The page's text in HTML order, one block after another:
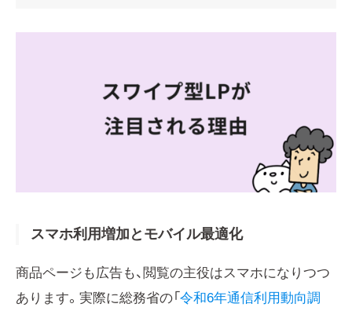
スマホ利用増加とモバイル最適化
商品ページも広告も、閲覧の主役はスマホになりつつ
あります。実際に総務省の「 令和6年通信利用動向調